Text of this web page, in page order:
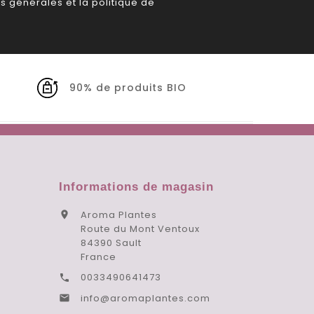
générales et la politique de
90% de produits BIO
Informations de magasin

Aroma Plantes
Route du Mont Ventoux
84390 Sault
France
 0033490641473
 info@aromaplantes.com